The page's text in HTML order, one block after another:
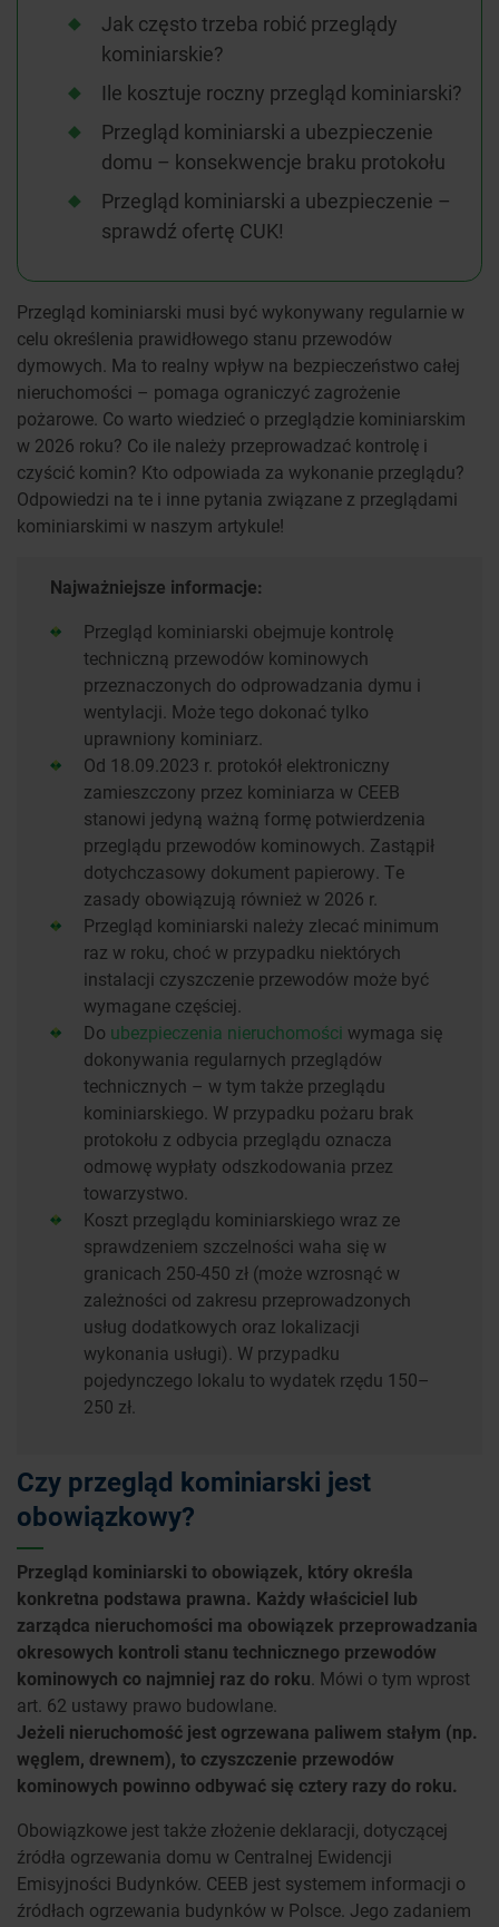
Jak często trzeba robić przeglądy
kominiarskie?
Ile kosztuje roczny przegląd kominiarski?
Przegląd kominiarski a ubezpieczenie
domu – konsekwencje braku protokołu
Przegląd kominiarski a ubezpieczenie –
sprawdź ofertę CUK!
Przegląd kominiarski musi być wykonywany regularnie w
celu określenia prawidłowego stanu przewodów
dymowych. Ma to realny wpływ na bezpieczeństwo całej
nieruchomości – pomaga ograniczyć zagrożenie
pożarowe. Co warto wiedzieć o przeglądzie kominiarskim
w 2026 roku? Co ile należy przeprowadzać kontrolę i
czyścić komin? Kto odpowiada za wykonanie przeglądu?
Odpowiedzi na te i inne pytania związane z przeglądami
kominiarskimi w naszym artykule!
Najważniejsze informacje:
Przegląd kominiarski obejmuje kontrolę
techniczną przewodów kominowych
przeznaczonych do odprowadzania dymu i
wentylacji. Może tego dokonać tylko
uprawniony kominiarz.
Od 18.09.2023 r. protokół elektroniczny
zamieszczony przez kominiarza w CEEB
stanowi jedyną ważną formę potwierdzenia
przeglądu przewodów kominowych. Zastąpił
dotychczasowy dokument papierowy. Te
zasady obowiązują również w 2026 r.
Przegląd kominiarski należy zlecać minimum
raz w roku, choć w przypadku niektórych
instalacji czyszczenie przewodów może być
wymagane częściej.
Do ubezpieczenia nieruchomości wymaga się
dokonywania regularnych przeglądów
technicznych – w tym także przeglądu
kominiarskiego. W przypadku pożaru brak
protokołu z odbycia przeglądu oznacza
odmowę wypłaty odszkodowania przez
towarzystwo.
Koszt przeglądu kominiarskiego wraz ze
sprawdzeniem szczelności waha się w
granicach 250-450 zł (może wzrosnąć w
zależności od zakresu przeprowadzonych
usług dodatkowych oraz lokalizacji
wykonania usługi). W przypadku
pojedynczego lokalu to wydatek rzędu 150–
250 zł.
Czy przegląd kominiarski jest
obowiązkowy?
Przegląd kominiarski to obowiązek, który określa
konkretna podstawa prawna. Każdy właściciel lub
zarządca nieruchomości ma obowiązek przeprowadzania
okresowych kontroli stanu technicznego przewodów
kominowych co najmniej raz do roku. Mówi o tym wprost
art. 62 ustawy prawo budowlane.
Jeżeli nieruchomość jest ogrzewana paliwem stałym (np.
węglem, drewnem), to czyszczenie przewodów
kominowych powinno odbywać się cztery razy do roku.
Obowiązkowe jest także złożenie deklaracji, dotyczącej
źródła ogrzewania domu w Centralnej Ewidencji
Emisyjności Budynków. CEEB jest systemem informacji o
źródłach ogrzewania budynków w Polsce. Jego zadaniem